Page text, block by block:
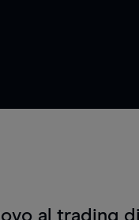
al trading